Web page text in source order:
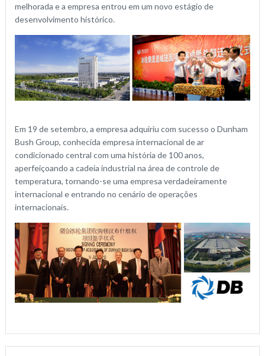
melhorada e a empresa entrou em um novo estágio de
desenvolvimento histórico.
Em 19 de setembro, a empresa adquiriu com sucesso o Dunham
Bush Group, conhecida empresa internacional de ar
condicionado central com uma história de 100 anos,
aperfeiçoando a cadeia industrial na área de controle de
temperatura, tornando-se uma empresa verdadeiramente
internacional e entrando no cenário de operações
internacionais.